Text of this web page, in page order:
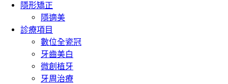
隱形矯正
隱適美
診療項目
數位全瓷冠
牙齒美白
微創植牙
牙周治療